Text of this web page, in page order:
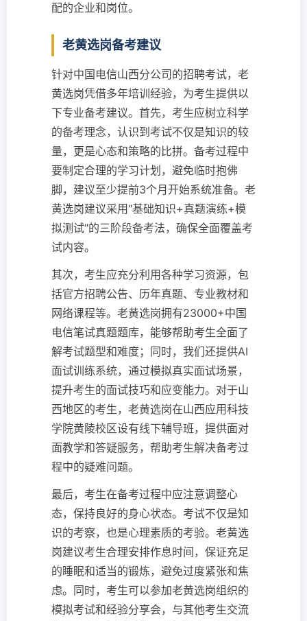
配的企业和岗位。
老黄选岗备考建议
针对中国电信山西分公司的招聘考试，老
黄选岗凭借多年培训经验，为考生提供以
下专业备考建议。首先，考生应树立科学
的备考理念，认识到考试不仅是知识的较
量，更是心态和策略的比拼。备考过程中
要制定合理的学习计划，避免临时抱佛
脚，建议至少提前3个月开始系统准备。老
黄选岗建议采用"基础知识+真题演练+模
拟测试"的三阶段备考法，确保全面覆盖考
试内容。
其次，考生应充分利用各种学习资源，包
括官方招聘公告、历年真题、专业教材和
网络课程等。老黄选岗拥有23000+中国
电信笔试真题题库，能够帮助考生全面了
解考试题型和难度；同时，我们还提供AI
面试训练系统，通过模拟真实面试场景，
提升考生的面试技巧和应变能力。对于山
西地区的考生，老黄选岗在山西应用科技
学院黄陵校区设有线下辅导班，提供面对
面教学和答疑服务，帮助考生解决备考过
程中的疑难问题。
最后，考生在备考过程中应注意调整心
态，保持良好的身心状态。考试不仅是知
识的考察，也是心理素质的考验。老黄选
岗建议考生合理安排作息时间，保证充足
的睡眠和适当的锻炼，避免过度紧张和焦
虑。同时，考生可以参加老黄选岗组织的
模拟考试和经验分享会，与其他考生交流